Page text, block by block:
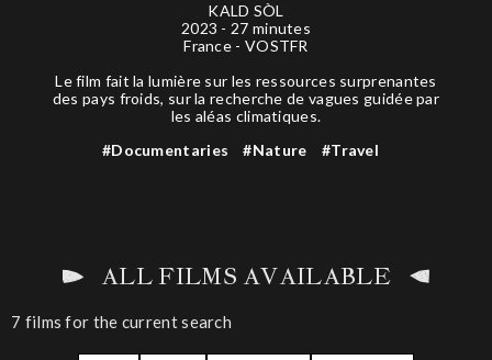
KALD SÒL
2023 - 27 minutes
France - VOSTFR
Le film fait la lumière sur les ressources surprenantes
des pays froids, sur la recherche de vagues guidée par
les aléas climatiques.
#Documentaries
#Nature #Travel
ALL FILMS AVAILABLE
7 films for the current search